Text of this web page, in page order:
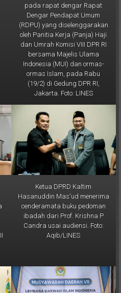
Dengar Pendapat Umum
(RDPU) yang diselenggarakan
oleh Panitia Kerja (Panja) Haji
dan Umrah Komisi VIII DPR RI
bersama Majelis Ulama
Indonesia (MUI) dan ormas-
ormas Islam, pada Rabu
(19/2) di Gedung DPR RI,
Jakarta. Foto: LINES
Ketua DPRD Kaltim
Hasanuddin Mas'ud menerima
cenderamata buku pedoman
ibadah dari Prof. Krishna P
Candra usai audiensi. Foto:
Aqib/LINES